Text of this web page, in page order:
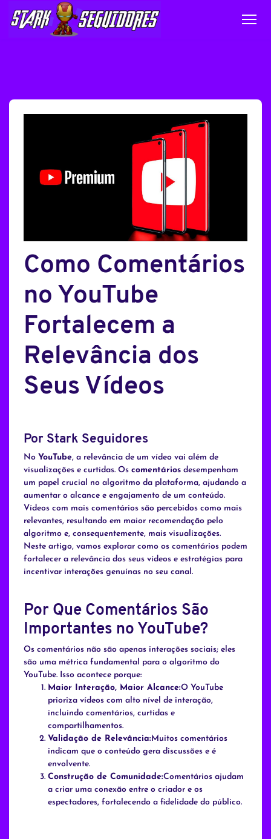
Como Comentários
no YouTube
Fortalecem a
Relevância dos
Seus Vídeos
Por Stark Seguidores
No YouTube, a relevância de um vídeo vai além de
visualizações e curtidas. Os comentários desempenham
um papel crucial no algoritmo da plataforma, ajudando a
aumentar o alcance e engajamento de um conteúdo.
Vídeos com mais comentários são percebidos como mais
relevantes, resultando em maior recomendação pelo
algoritmo e, consequentemente, mais visualizações.
Neste artigo, vamos explorar como os comentários podem
fortalecer a relevância dos seus vídeos e estratégias para
incentivar interações genuínas no seu canal.
Por Que Comentários São
Importantes no YouTube?
Os comentários não são apenas interações sociais; eles
são uma métrica fundamental para o algoritmo do
YouTube. Isso acontece porque:
Maior Interação, Maior Alcance:O YouTube
prioriza vídeos com alto nível de interação,
incluindo comentários, curtidas e
compartilhamentos.
Validação de Relevância: Muitos comentários
indicam que o conteúdo gera discussões e é
envolvente.
Construção de Comunidade:Comentários ajudam
a criar uma conexão entre o criador e os
espectadores, fortalecendo a fidelidade do público.